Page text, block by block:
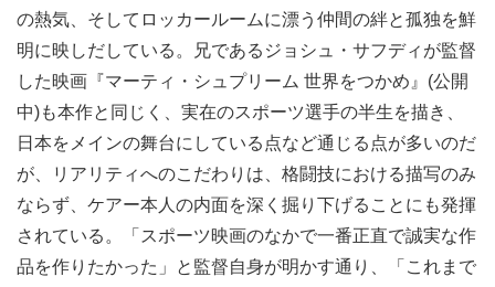
の熱気、そしてロッカールームに漂う仲間の絆と孤独を鮮
明に映しだしている。兄であるジョシュ・サフディが監督
した映画『マーティ・シュプリーム 世界をつかめ』(公開
中)も本作と同じく、実在のスポーツ選手の半生を描き、
日本をメインの舞台にしている点など通じる点が多いのだ
が、リアリティへのこだわりは、格闘技における描写のみ
ならず、ケアー本人の内面を深く掘り下げることにも発揮
されている。「スポーツ映画のなかで一番正直で誠実な作
品を作りたかった」と監督自身が明かす通り、「これまで